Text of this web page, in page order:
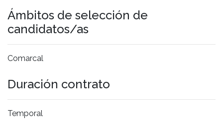
Ámbitos de selección de
candidatos/as
Comarcal
Duración contrato
Temporal